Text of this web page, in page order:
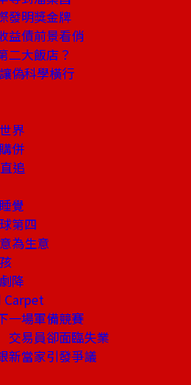
發明獎金牌
債前景看俏
二大飯店？
偽科學橫行
界
併
追
覺
第四
為生意
降
Carpet
一場軍備競賽
易員卻面臨失業
當家引發爭議